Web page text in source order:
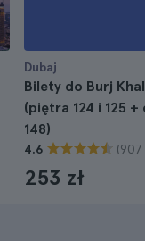
Dubaj
Bilety do Burj
(piętra 124 i 125
148)
4.6
253 zł